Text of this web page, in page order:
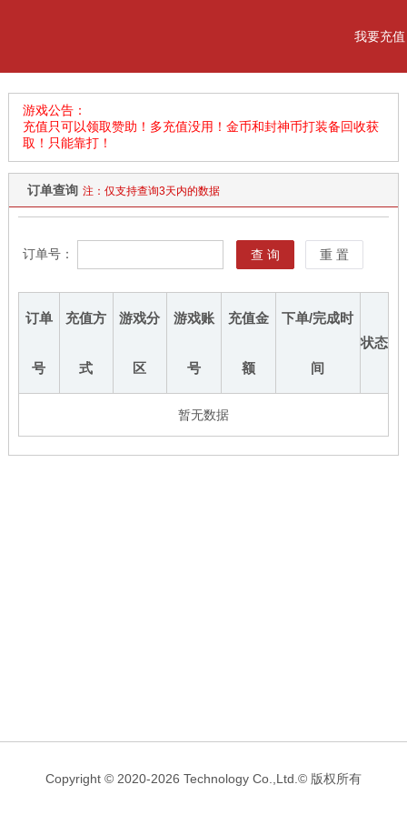
我要充值
游戏公告：
充值只可以领取赞助！多充值没用！金币和封神币打装备回收获
取！只能靠打！
订单查询 注：仅支持查询3天内的数据
订单号： 查 询 重 置
订单
号
充值方
式
游戏分
区
游戏账
号
充值金
额
下单/完成时
间
状态
暂无数据
Copyright © 2020-2026 Technology Co.,Ltd.© 版权所有